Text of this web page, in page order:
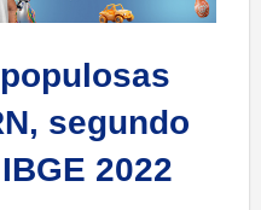
segundo
2022